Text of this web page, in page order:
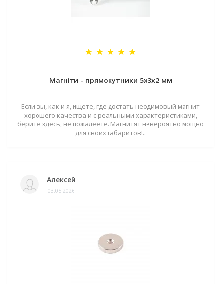
Магніти - прямокутники 5x3x2 мм
Если вы, как и я, ищете, где достать неодимовый магнит
хорошего качества и с реальными характеристиками,
берите здесь, не пожалеете. Магнитят невероятно мощно
для своих габаритов!..
Алексей
03.05.2026